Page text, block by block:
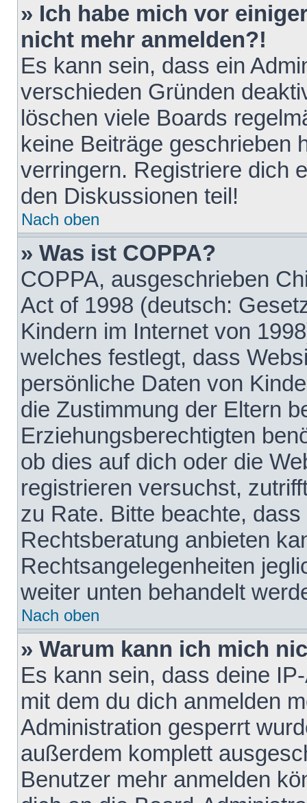
» Ich habe mich vor
nicht mehr anmelden?!
Es kann sein, dass ein
verschieden Gründen
löschen viele Boards
keine Beiträge geschrieben
verringern. Registriere dich
den Diskussionen teil!
Nach oben
» Was ist COPPA?
COPPA, ausgeschrieben
Act of 1998 (deutsch:
Kindern im Internet von
welches festlegt, dass
persönliche Daten von
die Zustimmung der Eltern
Erziehungsberechtigten
ob dies auf dich oder die
registrieren versuchst,
zu Rate. Bitte beachte,
Rechtsberatung anbieten
Rechtsangelegenheiten
weiter unten behandelt
Nach oben
» Warum kann ich mich
Es kann sein, dass deine
mit dem du dich anmelden
Administration gesperrt
außerdem komplett
Benutzer mehr anmelden